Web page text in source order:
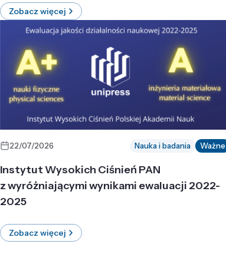
Zobacz więcej
22/07/2026 Nauka i badania Ważne
Instytut Wysokich Ciśnień PAN
z wyróżniającymi wynikami ewaluacji 2022-
2025
Zobacz więcej